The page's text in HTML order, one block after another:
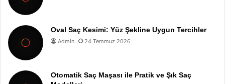
Oval Saç Kesimi: Yüz Şekline Uygun Tercihler
Admin 24 Temmuz 2026
Otomatik Saç Maşası ile Pratik ve Şık Saç